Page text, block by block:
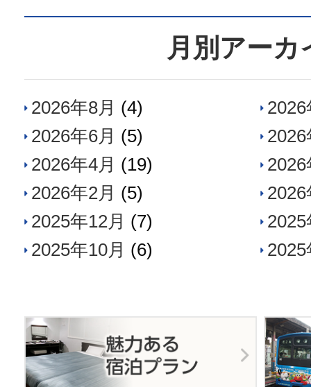
月別アーカ
2026年8月 (4)
2026年6月 (5)
2026年4月 (19)
2026年2月 (5)
2025年12月 (7)
2025年10月 (6)